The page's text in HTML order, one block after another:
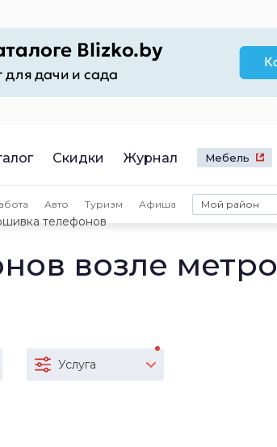
Скидки Журнал Мебель
Авто Туризм Афиша Мой район
телефонов
возле метро
Услуга